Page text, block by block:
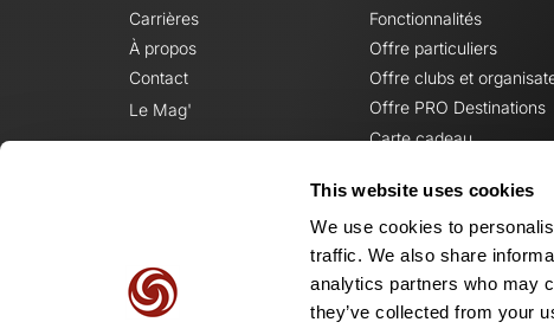
This website uses cookies
We use cookies to
traffic. We also share
analytics partners who may
they’ve collected from your
Carrières
À propos
Contact
Le Mag'
Fonctionnalités
Offre particuliers
Offre clubs et
Offre PRO Destinations
Carte cadeau